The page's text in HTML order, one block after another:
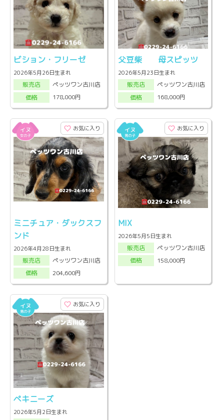
ビション・フリーゼ
2026年5月26日生まれ
販売店
ペッツワン古川店
価格
178,000円
父豆柴 母スピッツ
2026年5月23日生まれ
販売店
ペッツワン古川店
価格
168,000円
お気に入り
ミニチュア・ダックスフ
ンド
2026年4月28日生まれ
販売店
ペッツワン古川店
価格
204,600円
お気に入り
MIX
2026年5月5日生まれ
販売店
ペッツワン古川店
価格
158,000円
お気に入り
ペキニーズ
2026年5月2日生まれ